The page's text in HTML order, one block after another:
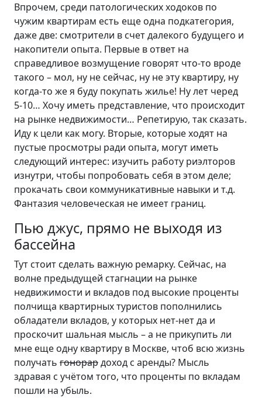
Впрочем, среди патологических ходоков по
чужим квартирам есть еще одна подкатегория,
даже две: смотрители в счет далекого будущего и
накопители опыта. Первые в ответ на
справедливое возмущение говорят что-то вроде
такого – мол, ну не сейчас, ну не эту квартиру, ну
когда-то же я буду покупать жилье! Ну лет черед
5-10… Хочу иметь представление, что происходит
на рынке недвижимости… Репетирую, так сказать.
Иду к цели как могу. Вторые, которые ходят на
пустые просмотры ради опыта, могут иметь
следующий интерес: изучить работу риэлторов
изнутри, чтобы попробовать себя в этом деле;
прокачать свои коммуникативные навыки и т.д.
Фантазия человеческая не имеет границ.
Пью джус, прямо не выходя из
бассейна
Тут стоит сделать важную ремарку. Сейчас, на
волне предыдущей стагнации на рынке
недвижимости и вкладов под высокие проценты
полчища квартирных туристов пополнились
обладатели вкладов, у которых нет-нет да и
проскочит шальная мысль – а не прикупить ли
мне еще одну квартиру в Москве, чтоб всю жизнь
получать гонорардоход с аренды? Мысль
здравая с учётом того, что проценты по вкладам
пошли на убыль.